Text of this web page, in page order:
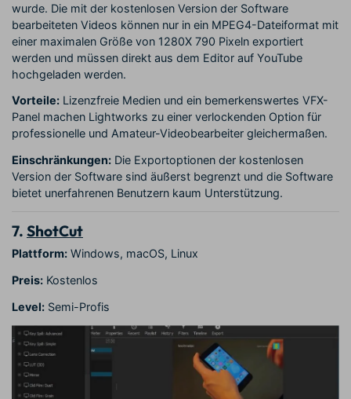
wurde. Die mit der kostenlosen Version der Software
bearbeiteten Videos können nur in ein MPEG4-Dateiformat mit
einer maximalen Größe von 1280X 790 Pixeln exportiert
werden und müssen direkt aus dem Editor auf YouTube
hochgeladen werden.
Vorteile: Lizenzfreie Medien und ein bemerkenswertes VFX-
Panel machen Lightworks zu einer verlockenden Option für
professionelle und Amateur-Videobearbeiter gleichermaßen.
Einschränkungen: Die Exportoptionen der kostenlosen
Version der Software sind äußerst begrenzt und die Software
bietet unerfahrenen Benutzern kaum Unterstützung.
7. ShotCut
Plattform: Windows, macOS, Linux
Preis: Kostenlos
Level: Semi-Profis